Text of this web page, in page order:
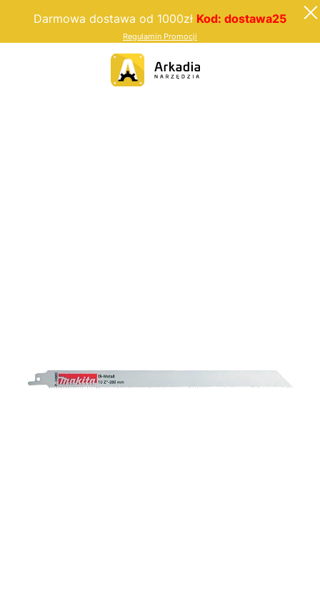
Darmowa dostawa od 1000zł Kod: dostawa25
Regulamin Promocji